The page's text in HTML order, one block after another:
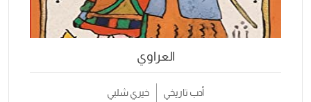
العراوي
أدب تاريخي خيري شلبي